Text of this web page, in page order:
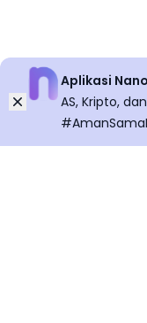
Dismiss
Aplikasi
AS, Kripto,